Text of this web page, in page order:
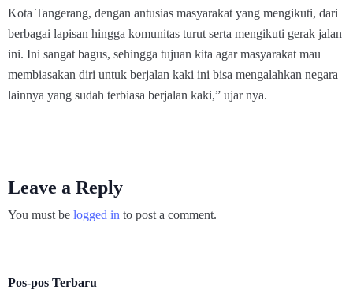
Kota Tangerang, dengan antusias masyarakat yang mengikuti, dari
berbagai lapisan hingga komunitas turut serta mengikuti gerak jalan
ini. Ini sangat bagus, sehingga tujuan kita agar masyarakat mau
membiasakan diri untuk berjalan kaki ini bisa mengalahkan negara
lainnya yang sudah terbiasa berjalan kaki,” ujar nya.
Leave a Reply
You must be logged in to post a comment.
Pos-pos Terbaru